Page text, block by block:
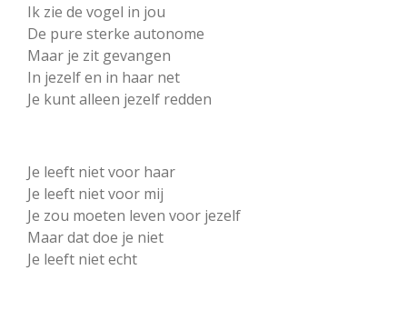
Ik zie de vogel in jou
De pure sterke autonome
Maar je zit gevangen
In jezelf en in haar net
Je kunt alleen jezelf redden
Je leeft niet voor haar
Je leeft niet voor mij
Je zou moeten leven voor jezelf
Maar dat doe je niet
Je leeft niet echt